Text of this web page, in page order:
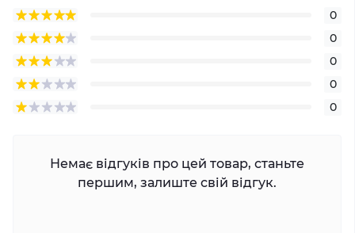
0
0
0
0
0
Немає відгуків про цей товар, станьте
першим, залиште свій відгук.